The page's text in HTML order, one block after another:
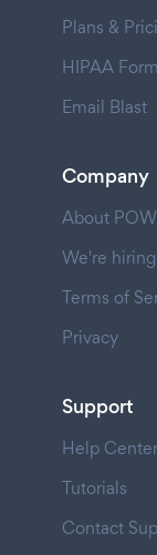
Plans &
HIPAA
Email Blast
Company
About
We're
Terms of
Privacy
Support
Help Center
Tutorials
Contact